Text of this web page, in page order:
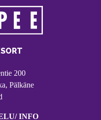
200
Pälkäne
INFO